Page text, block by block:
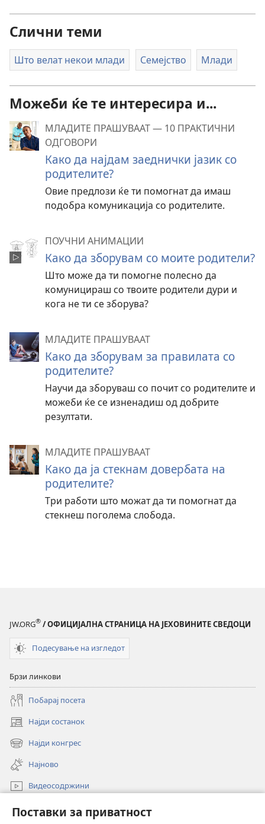
Поставки за приватност
Слични теми
Што велат некои млади Семејство Млади
Можеби ќе те интересира и...
МЛАДИТЕ ПРАШУВААТ — 10 ПРАКТИЧНИ
ОДГОВОРИ
Како да најдам заеднички јазик со
родителите?
Овие предлози ќе ти помогнат да имаш
подобра комуникација со родителите.
ПОУЧНИ АНИМАЦИИ
Како да зборувам со моите родители?
Што може да ти помогне полесно да
комуницираш со твоите родители дури и
кога не ти се зборува?
МЛАДИТЕ ПРАШУВААТ
Како да зборувам за правилата со
родителите?
Научи да зборуваш со почит со родителите и
можеби ќе се изненадиш од добрите
резултати.
МЛАДИТЕ ПРАШУВААТ
Како да ја стекнам довербата на
родителите?
Три работи што можат да ти помогнат да
стекнеш поголема слобода.
JW.ORG® / ОФИЦИЈАЛНА СТРАНИЦА НА ЈЕХОВИНИТЕ СВЕДОЦИ
Подесување на изгледот
Брзи линкови
Побарај посета
Најди состанок
(opens
new
window)
Најди конгрес
(opens
new
window)
Најново
Видеосодржини